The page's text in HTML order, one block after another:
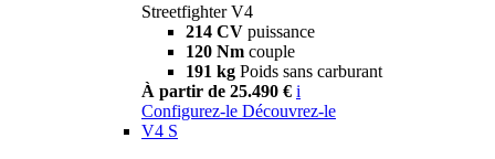
Streetfighter V4
214 CV puissance
120 Nm couple
191 kg Poids sans carburant
À partir de 25.490 € i
Configurez-le Découvrez-le
V4 S